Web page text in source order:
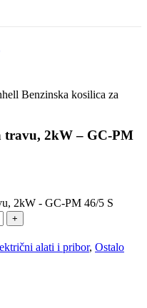
Benzinska kosilica za
travu, 2kW – GC-PM
2kW - GC-PM 46/5 S
alati i pribor, Ostalo